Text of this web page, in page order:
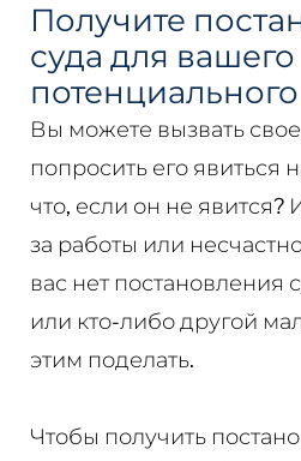
Получите
суда для вашего
Вы можете вызвать
попросить его явиться
что, если он не явится?
за работы или
вас нет постановления
или кто-либо другой
этим поделать.
Чтобы получить